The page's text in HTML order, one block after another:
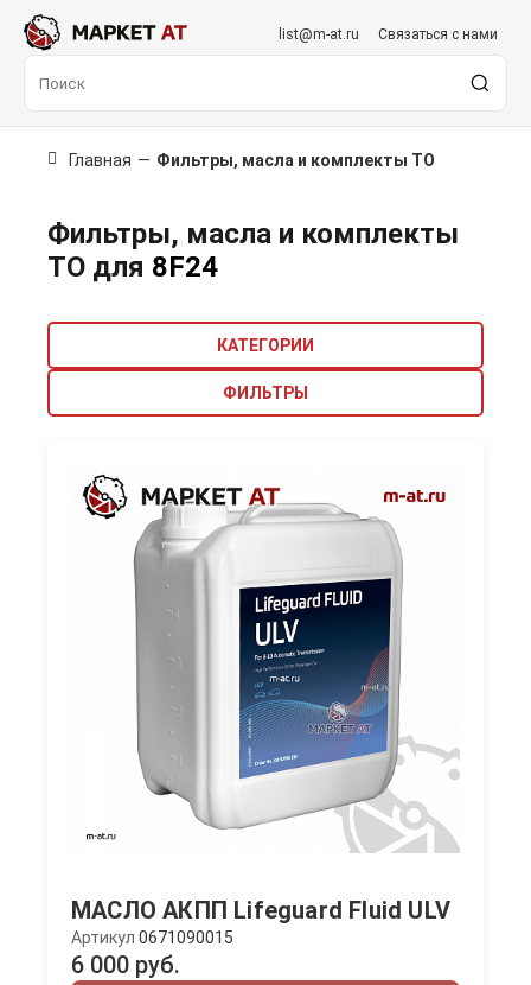
list@m-at.ru Связаться с нами
Главная — Фильтры, масла и комплекты ТО
Фильтры, масла и комплекты
ТО для 8F24
КАТЕГОРИИ
ФИЛЬТРЫ
МАСЛО АКПП Lifeguard Fluid ULV
Артикул 0671090015
6 000 руб.